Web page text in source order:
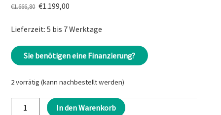
€1.666,80 Ursprünglicher
war:
€1.199,00
ist:
Lieferzeit: 5 bis 7 Werktage
Sie benötigen eine Finanzierung?
2 vorrätig (kann nachbestellt werden)
ENDRESS
In den Warenkorb